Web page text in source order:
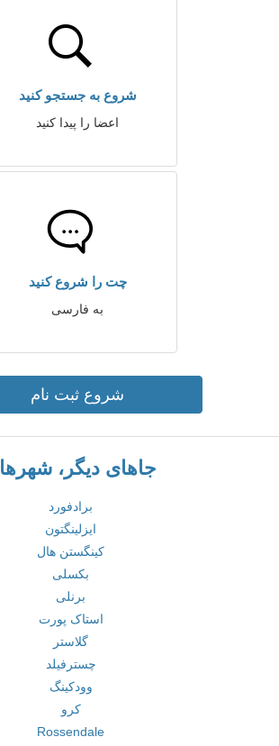
شروع به جستجو کنید
اعضا را پیدا کنید
چت را شروع کنید
به فارسی
شروع ثبت نام
جاهای دیگر، شهرها
برادفورد
ایزلینگتون
کینگستن هال
بکسلی
برنلی
استاک پورت
گلاستر
چسترفیلد
وودکینگ
کرو
Rossendale